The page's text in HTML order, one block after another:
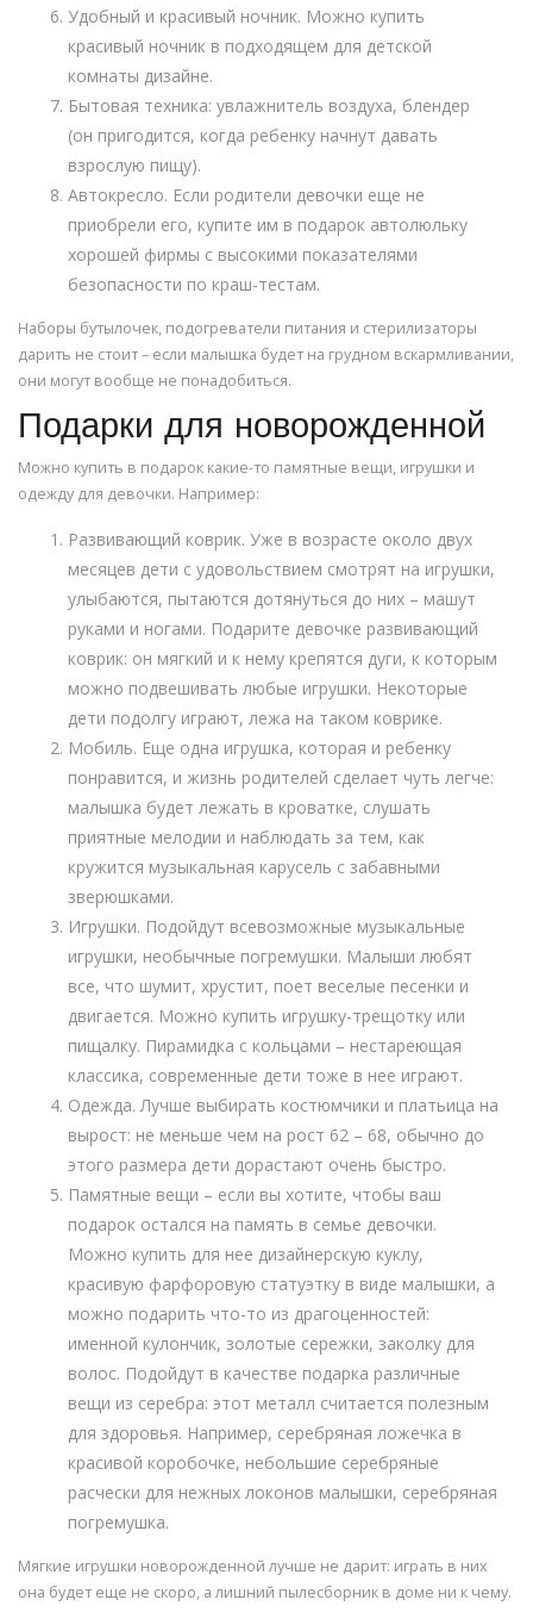
Удобный и красивый ночник. Можно купить
красивый ночник в подходящем для детской
комнаты дизайне.
Бытовая техника: увлажнитель воздуха, блендер
(он пригодится, когда ребенку начнут давать
взрослую пищу).
Автокресло. Если родители девочки еще не
приобрели его, купите им в подарок автолюльку
хорошей фирмы с высокими показателями
безопасности по краш-тестам.
Наборы бутылочек, подогреватели питания и стерилизаторы
дарить не стоит – если малышка будет на грудном вскармливании,
они могут вообще не понадобиться.
Подарки для новорожденной
Можно купить в подарок какие-то памятные вещи, игрушки и
одежду для девочки. Например:
Развивающий коврик. Уже в возрасте около двух
месяцев дети с удовольствием смотрят на игрушки,
улыбаются, пытаются дотянуться до них – машут
руками и ногами. Подарите девочке развивающий
коврик: он мягкий и к нему крепятся дуги, к которым
можно подвешивать любые игрушки. Некоторые
дети подолгу играют, лежа на таком коврике.
Мобиль. Еще одна игрушка, которая и ребенку
понравится, и жизнь родителей сделает чуть легче:
малышка будет лежать в кроватке, слушать
приятные мелодии и наблюдать за тем, как
кружится музыкальная карусель с забавными
зверюшками.
Игрушки. Подойдут всевозможные музыкальные
игрушки, необычные погремушки. Малыши любят
все, что шумит, хрустит, поет веселые песенки и
двигается. Можно купить игрушку-трещотку или
пищалку. Пирамидка с кольцами – нестареющая
классика, современные дети тоже в нее играют.
Одежда. Лучше выбирать костюмчики и платьица на
вырост: не меньше чем на рост 62 – 68, обычно до
этого размера дети дорастают очень быстро.
Памятные вещи – если вы хотите, чтобы ваш
подарок остался на память в семье девочки.
Можно купить для нее дизайнерскую куклу,
красивую фарфоровую статуэтку в виде малышки, а
можно подарить что-то из драгоценностей:
именной кулончик, золотые сережки, заколку для
волос. Подойдут в качестве подарка различные
вещи из серебра: этот металл считается полезным
для здоровья. Например, серебряная ложечка в
красивой коробочке, небольшие серебряные
расчески для нежных локонов малышки, серебряная
погремушка.
Мягкие игрушки новорожденной лучше не дарит: играть в них
она будет еще не скоро, а лишний пылесборник в доме ни к чему.